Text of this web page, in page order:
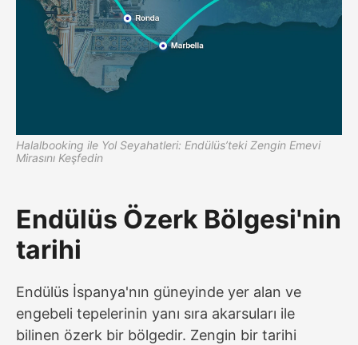
Halalbooking ile Yol Seyahatleri: Endülüs’teki Zengin Emevi
Mirasını Keşfedin
Endülüs Özerk Bölgesi'nin
tarihi
Endülüs İspanya'nın güneyinde yer alan ve
engebeli tepelerinin yanı sıra akarsuları ile
bilinen özerk bir bölgedir. Zengin bir tarihi